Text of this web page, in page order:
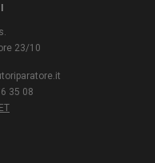
23/10
35 08